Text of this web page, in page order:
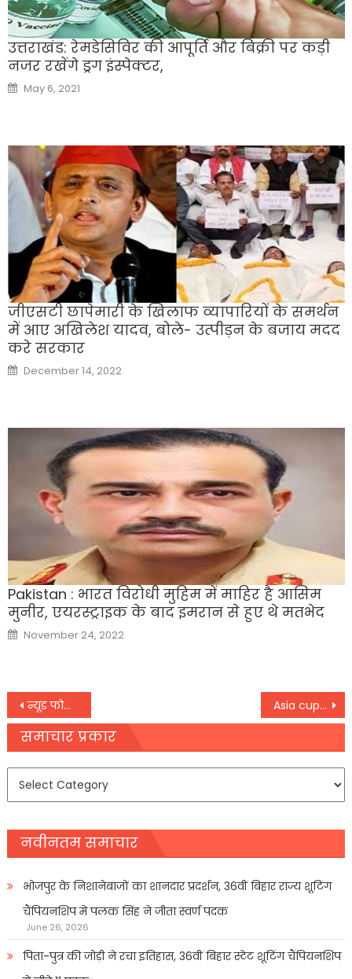
उत्तराखंड: रेमडेसिविर की आपूर्ति और बिक्री पर कड़ी
नजर रखेंगे ड्रग इंस्पेक्टर,
Posted
on
May 6, 2021
जीएसटी छापेमारी के खिलाफ व्यापारियों के समर्थन
में आए अखिलेश यादव, बोले- उत्पीड़न के बजाय मदद
करे सरकार
Posted
on
December 14, 2022
Pakistan : भारत विरोधी मुहिम में माहिर है आसिम
मुनीर, एयरस्‍ट्राइक के बाद इमरान से हुए थे मतभेद
Posted
on
November 24, 2022
Post
navigation
न्यूड फोटोशूट मामले में रणवीर सिंह ने दर्ज कराया अपना बयान, ढाई घंटे तक मुंबई पुलिस ने की पूछताछ Asia cup 2022: पाकिस्तान को मात देने के बाद अब किस टीम से होगा भारत का मुकाबला,
समाचार प्रकार
समाचार
नवीनतम समाचार
भोजपुर के निशानेबाजों का शानदार प्रदर्शन, 36वीं बिहार राज्य शूटिंग
चैंपियनशिप में पलक सिंह ने जीता स्वर्ण पदक
June 26, 2026
पिता-पुत्र की जोड़ी ने रचा इतिहास, 36वीं बिहार स्टेट शूटिंग चैंपियनशिप